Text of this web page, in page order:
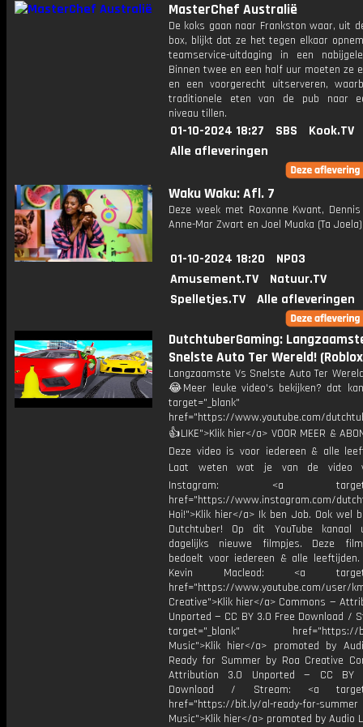
MasterChef Australië
De koks gaan naar Frankston waar, uit
box, blijkt dat ze het tegen elkaar
teamservice-uitdaging in een
Binnen twee en een half uur moeten ze
en een voorgerecht uitserveren,
traditionele eten van de pub naar
niveau tillen.
01-10-2024 18:27 SBS
Kook.TV
Alle afleveringen
Waku Waku: Afl. 7
Deze week met Roxanne Kwant, Dennis
Anne-Mar Zwart en Joel Muaka (Ta
01-10-2024 18:20
NPO3
Amusement.TV
Natuur.TV
Spelletjes.TV
Alle afleveringen
DutchtuberGaming:
Snelste Auto Ter Wereld!
Langzaamste Vs Snelste Auto Ter
😂Meer leuke video's bekijken? dat
target="_blank"
href="https://www.youtube.com/
👍LIKE">Klik hier</a> VOOR MEER &
Deze video is voor iedereen & alle
Laat weten wat je van de video
Instagram: <a
href="https://www.instagram.com/
Hoi!">Klik hier</a> Ik ben Job. Ook wel
Dutchtuber! Op dit YouTube kanaal
dagelijks nieuwe filmpjes. Deze
bedoelt voor iedereen & alle
Kevin Macleod: <a
href="https://www.youtube.com/user/
Creative">Klik hier</a> Commons —
Unported — CC BY 3.0 Free Download /
target="_blank" href="https://
Music">Klik hier</a> promoted by
Ready for Summer by Roa Creative
Attribution 3.0 Unported — CC BY
Download / Stream: <a
href="https://bit.ly/al-ready-for-summer
Music">Klik hier</a> promoted by Audio